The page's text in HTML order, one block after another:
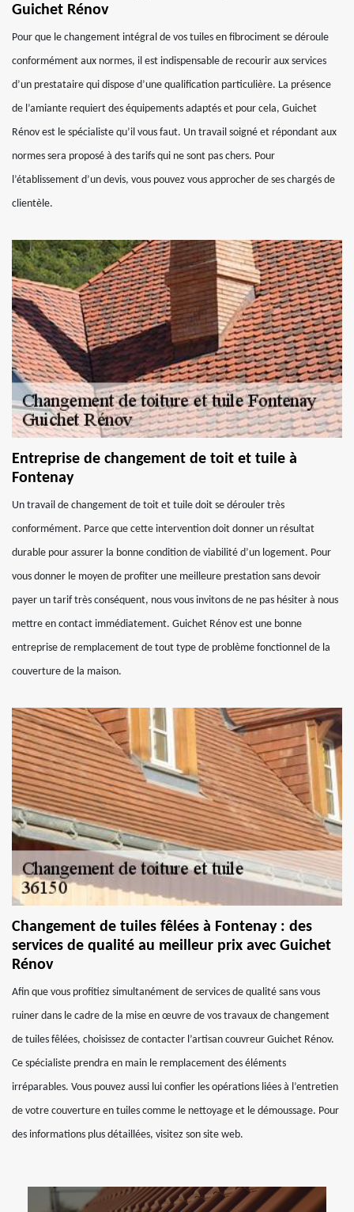
Guichet Rénov
Pour que le changement intégral de vos tuiles en fibrociment se déroule
conformément aux normes, il est indispensable de recourir aux services
d’un prestataire qui dispose d’une qualification particulière. La présence
de l’amiante requiert des équipements adaptés et pour cela, Guichet
Rénov est le spécialiste qu’il vous faut. Un travail soigné et répondant aux
normes sera proposé à des tarifs qui ne sont pas chers. Pour
l’établissement d’un devis, vous pouvez vous approcher de ses chargés de
clientèle.
Entreprise de changement de toit et tuile à
Fontenay
Un travail de changement de toit et tuile doit se dérouler très
conformément. Parce que cette intervention doit donner un résultat
durable pour assurer la bonne condition de viabilité d’un logement. Pour
vous donner le moyen de profiter une meilleure prestation sans devoir
payer un tarif très conséquent, nous vous invitons de ne pas hésiter à nous
mettre en contact immédiatement. Guichet Rénov est une bonne
entreprise de remplacement de tout type de problème fonctionnel de la
couverture de la maison.
Changement de tuiles fêlées à Fontenay : des
services de qualité au meilleur prix avec Guichet
Rénov
Afin que vous profitiez simultanément de services de qualité sans vous
ruiner dans le cadre de la mise en œuvre de vos travaux de changement
de tuiles fêlées, choisissez de contacter l’artisan couvreur Guichet Rénov.
Ce spécialiste prendra en main le remplacement des éléments
irréparables. Vous pouvez aussi lui confier les opérations liées à l’entretien
de votre couverture en tuiles comme le nettoyage et le démoussage. Pour
des informations plus détaillées, visitez son site web.